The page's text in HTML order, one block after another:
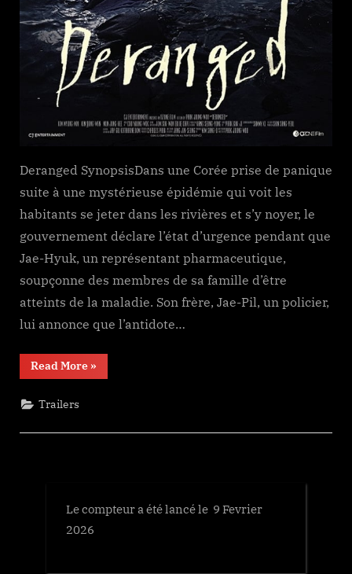
Deranged SynopsisDans une Corée prise de panique
suite à une mystérieuse épidémie qui voit les
habitants se jeter dans les rivières et s’y noyer, le
gouvernement déclare l’état d’urgence pendant que
Jae-Hyuk, un représentant pharmaceutique,
soupçonne des membres de sa famille d’être
atteints de la maladie. Son frère, Jae-Pil, un policier,
lui annonce que l’antidote…
Read More“연
가
»
Trailers
Le compteur a été lancé le 9 Fevrier
2026